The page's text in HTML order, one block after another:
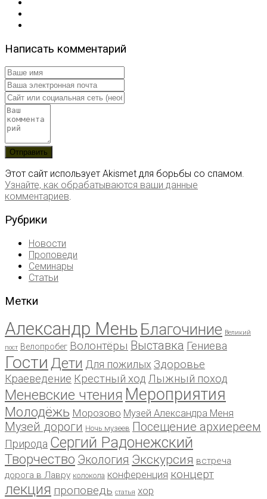
Написать комментарий
Этот сайт использует Akismet для борьбы со спамом.
Узнайте, как обрабатываются ваши данные
комментариев.
Рубрики
Новости
Проповеди
Семинары
Статьи
Метки
Александр Мень Благочиние Великий
пост Велопробег Волонтёры Выставка Гениева
Гости Дети Для пожилых Здоровье
Краеведение Крестный ход Лыжный поход
Меневские чтения Мероприятия
Молодёжь Морозово Музей Александра Меня
Музей дороги Ночь музеев Посещение архиереем
Природа Сергий Радонежский
Творчество Экология Экскурсия встреча
дорога в Лавру колокола конференция концерт
лекция проповедь статья хор